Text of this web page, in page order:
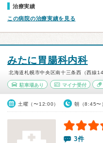
治療実績
この病院の治療実績を見る
みたに胃腸科内科
北海道札幌市中央区南十三条西（西線
駐車場あり マイナ受付
土曜（〜12:00） 朝（8:45〜
3件